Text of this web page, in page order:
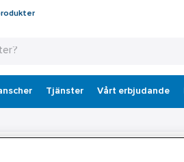
Tjänster Vårt erbjudande